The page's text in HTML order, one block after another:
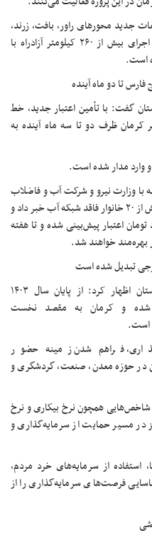
جدید محورهای راور، بافت، زرند،
سیریز و کوهبنان خبر داد و گفت: برای اجرای بیش از ۲۶۰ کیلومتر آزادراه با
تا دو ماه آینده
گفت: با تأمین اعتبار جدید، خط
ظرف دو تا سه ماه آینده به
با وزارت نیرو و شرکت آب و فاضلاب
برای تأمین آب شرب ۶۶۴ روستای دارای بیش از ۲۰ خانوار فاقد شبکه آب خبر داد و
۱۶ هزار میلیارد تومان اعتبار پیش‌بینی شده و تا هفته
تبدیل شده است
طالبی با اشاره به اقدامات اقتصادی استان اظهار کرد: از پایان سال ۱۴۰۳
شده و کرمان به مقصد نخست
فراهم شدن زمینه حضور
حوزه معدن، صنعت، گردشگری و
شاخص‌هایی همچون نرخ بیکاری و نرخ
مسیر حمایت از سرمایه‌گذاری و
از سرمایه‌های خرد مردم،
فرصت‌های سرمایه‌گذاری را از